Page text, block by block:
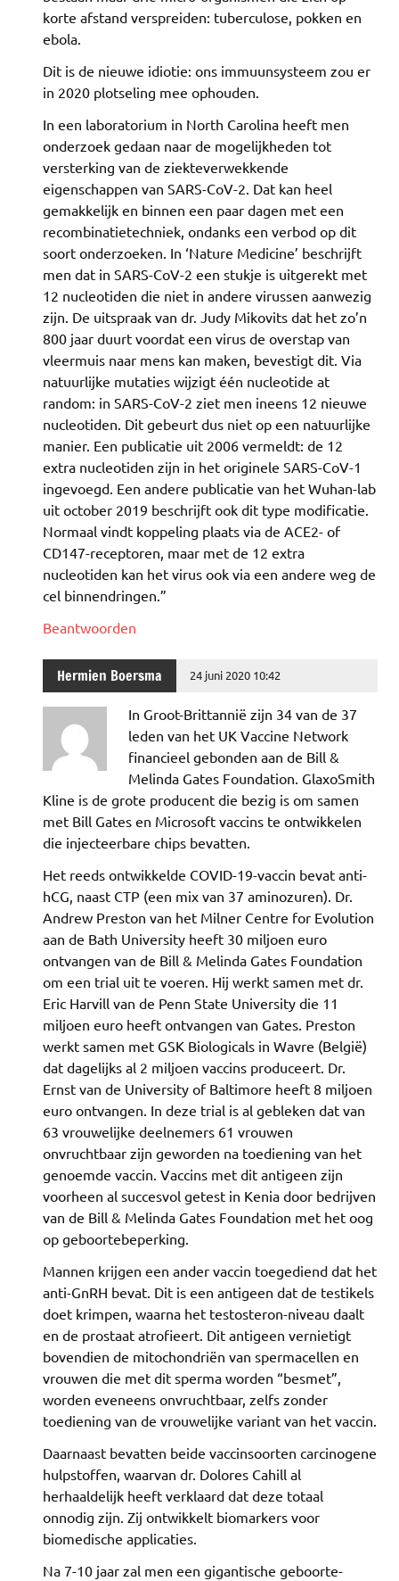
korte afstand verspreiden: tuberculose, pokken en
ebola.
Dit is de nieuwe idiotie: ons immuunsysteem zou er
in 2020 plotseling mee ophouden.
In een laboratorium in North Carolina heeft men
onderzoek gedaan naar de mogelijkheden tot
versterking van de ziekteverwekkende
eigenschappen van SARS-CoV-2. Dat kan heel
gemakkelijk en binnen een paar dagen met een
recombinatietechniek, ondanks een verbod op dit
soort onderzoeken. In ‘Nature Medicine’ beschrijft
men dat in SARS-CoV-2 een stukje is uitgerekt met
12 nucleotiden die niet in andere virussen aanwezig
zijn. De uitspraak van dr. Judy Mikovits dat het zo’n
800 jaar duurt voordat een virus de overstap van
vleermuis naar mens kan maken, bevestigt dit. Via
natuurlijke mutaties wijzigt één nucleotide at
random: in SARS-CoV-2 ziet men ineens 12 nieuwe
nucleotiden. Dit gebeurt dus niet op een natuurlijke
manier. Een publicatie uit 2006 vermeldt: de 12
extra nucleotiden zijn in het originele SARS-CoV-1
ingevoegd. Een andere publicatie van het Wuhan-lab
uit october 2019 beschrijft ook dit type modificatie.
Normaal vindt koppeling plaats via de ACE2- of
CD147-receptoren, maar met de 12 extra
nucleotiden kan het virus ook via een andere weg de
cel binnendringen.”
Beantwoorden
Hermien Boersma 24 juni 2020 10:42
In Groot-Brittannië zijn 34 van de 37
leden van het UK Vaccine Network
financieel gebonden aan de Bill &
Melinda Gates Foundation. GlaxoSmith
Kline is de grote producent die bezig is om samen
met Bill Gates en Microsoft vaccins te ontwikkelen
die injecteerbare chips bevatten.
Het reeds ontwikkelde COVID-19-vaccin bevat anti-
hCG, naast CTP (een mix van 37 aminozuren). Dr.
Andrew Preston van het Milner Centre for Evolution
aan de Bath University heeft 30 miljoen euro
ontvangen van de Bill & Melinda Gates Foundation
om een trial uit te voeren. Hij werkt samen met dr.
Eric Harvill van de Penn State University die 11
miljoen euro heeft ontvangen van Gates. Preston
werkt samen met GSK Biologicals in Wavre (België)
dat dagelijks al 2 miljoen vaccins produceert. Dr.
Ernst van de University of Baltimore heeft 8 miljoen
euro ontvangen. In deze trial is al gebleken dat van
63 vrouwelijke deelnemers 61 vrouwen
onvruchtbaar zijn geworden na toediening van het
genoemde vaccin. Vaccins met dit antigeen zijn
voorheen al succesvol getest in Kenia door bedrijven
van de Bill & Melinda Gates Foundation met het oog
op geboortebeperking.
Mannen krijgen een ander vaccin toegediend dat het
anti-GnRH bevat. Dit is een antigeen dat de testikels
doet krimpen, waarna het testosteron-niveau daalt
en de prostaat atrofieert. Dit antigeen vernietigt
bovendien de mitochondriën van spermacellen en
vrouwen die met dit sperma worden “besmet”,
worden eveneens onvruchtbaar, zelfs zonder
toediening van de vrouwelijke variant van het vaccin.
Daarnaast bevatten beide vaccinsoorten carcinogene
hulpstoffen, waarvan dr. Dolores Cahill al
herhaaldelijk heeft verklaard dat deze totaal
onnodig zijn. Zij ontwikkelt biomarkers voor
biomedische applicaties.
Na 7-10 jaar zal men een gigantische geboorte-